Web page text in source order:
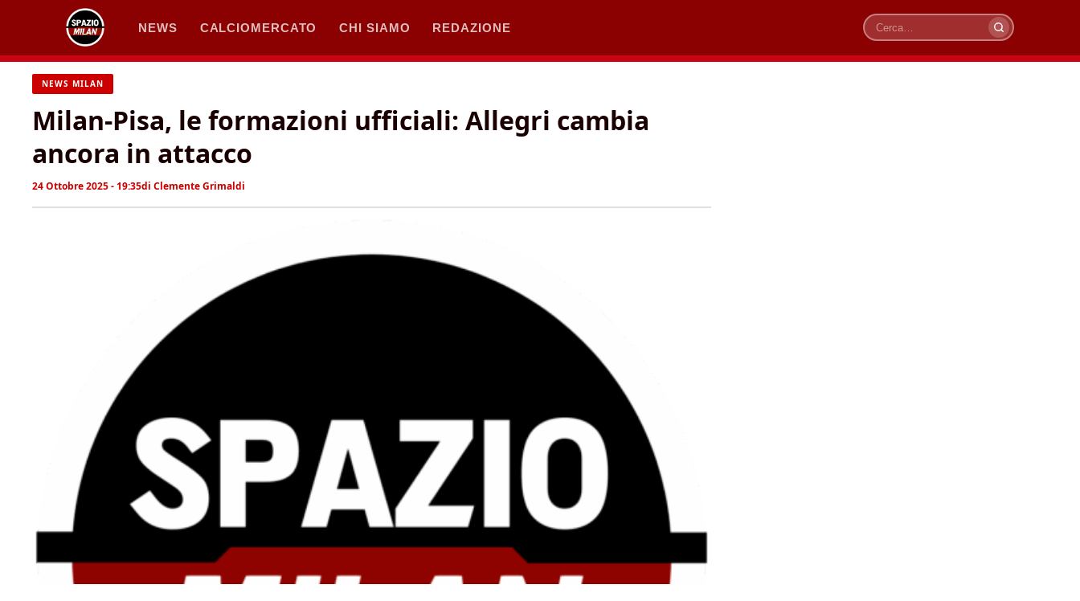
contenuto
NEWS CALCIOMERCATO CHI SIAMO REDAZIONE
Cerca
NEWS MILAN
Milan-Pisa, le formazioni ufficiali: Allegri cambia
ancora in attacco
24 Ottobre 2025 - 19:35di Clemente Grimaldi